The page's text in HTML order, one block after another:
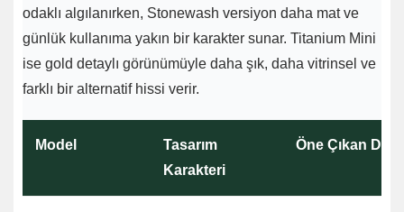
odaklı algılanırken, Stonewash versiyon daha mat ve
günlük kullanıma yakın bir karakter sunar. Titanium Mini
ise gold detaylı görünümüyle daha şık, daha vitrinsel ve
farklı bir alternatif hissi verir.
Model
Tasarım
Karakteri
Öne Çıkan